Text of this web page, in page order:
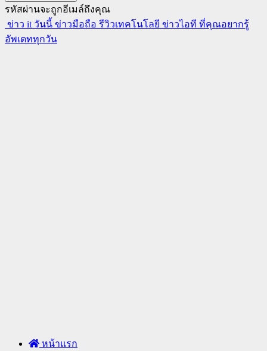
รหัสผ่านจะถูกอีเมล์ถึงคุณ
ข่าว it วันนี้ ข่าวมือถือ รีวิวเทคโนโลยี ข่าวไอที ที่คุณอยากรู้
อัพเดททุกวัน
หน้าแรก